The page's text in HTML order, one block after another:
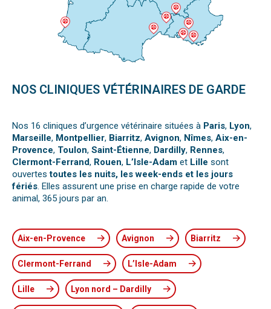
NOS CLINIQUES VÉTÉRINAIRES DE GARDE
Nos 16 cliniques d’urgence vétérinaire situées à Paris, Lyon,
Marseille, Montpellier, Biarritz, Avignon, Nîmes, Aix-en-
Provence, Toulon, Saint-Étienne, Dardilly, Rennes,
Clermont-Ferrand, Rouen, L’Isle-Adam et Lille sont
ouvertestoutes les nuits, les week-ends et les jours
fériés. Elles assurent une prise en charge rapide de votre
animal, 365 jours par an.
Aix-en-Provence Avignon Biarritz
Clermont-Ferrand L’Isle-Adam
Lille Lyon nord – Dardilly